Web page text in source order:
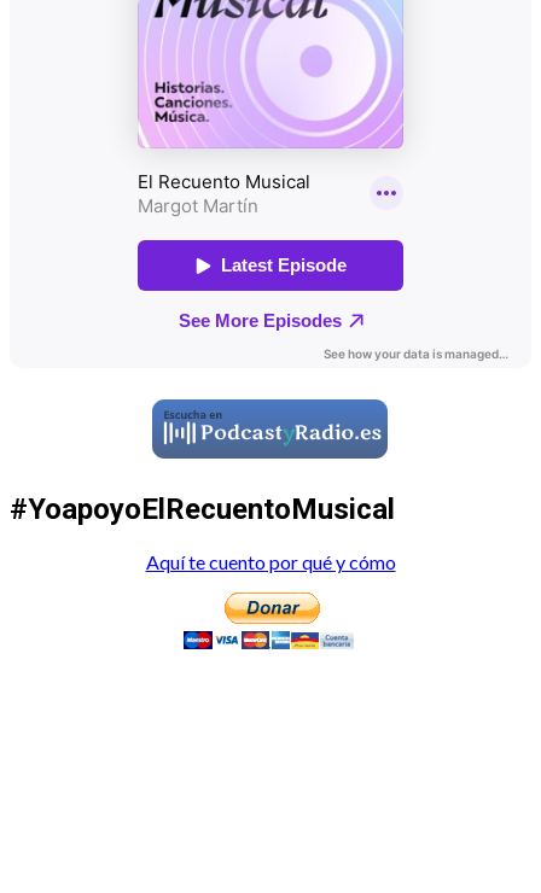
#YoapoyoElRecuentoMusical
Aquí te cuento por qué y cómo